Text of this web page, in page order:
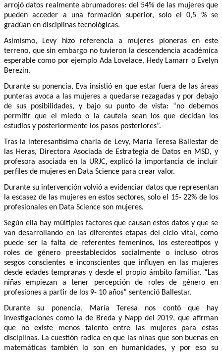
arrojó datos realmente abrumadores: del 54% de las mujeres que
pueden acceder a una formación superior, solo el 0,5 % se
gradúan en disciplinas tecnológicas.
Asimismo, Levy hizo referencia a mujeres pioneras en este
terreno, que sin embargo no tuvieron la descendencia académica
esperable como por ejemplo Ada Lovelace, Hedy Lamarr o Evelyn
Berezin.
Durante su ponencia, Eva insistió en que estar fuera de las áreas
punteras avoca a las mujeres a quedarse rezagadas y por debajo
de sus posibilidades, y bajo su punto de vista: “no debemos
permitir que el miedo o la cautela sean los que decidan los
estudios y posteriormente los pasos posteriores”.
Tras la interesantísima charla de Levy, María Teresa Ballestar de
las Heras, Directora Asociada de Estrategia de Datos en MSD, y
profesora asociada en la URJC, explicó la importancia de incluir
perfiles de mujeres en Data Science para crear valor.
Durante su intervención volvió a evidenciar datos que representan
la escasez de las mujeres en estos sectores, solo el 15- 22% de los
profesionales en Data Science son mujeres.
Según ella hay múltiples factores que causan estos datos y que se
van desarrollando en las diferentes etapas del ciclo vital, como
puede ser la falta de referentes femeninos, los estereotipos y
roles de género preestablecidos socialmente o incluso otros
sesgos conscientes e inconscientes que influyen en las mujeres
desde edades tempranas y desde el propio ámbito familiar. “Las
niñas empiezan a tener percepción de roles de género en
profesiones a partir de los 9- 10 años” sentenció Ballestar.
Durante su ponencia, María Teresa nos contó que hay
investigaciones como la de Breda y Napp del 2019, que afirman
que no existe menos talento entre las mujeres para estas
disciplinas. La cuestión radica en que las niñas que son buenas en
matemáticas también lo son en humanidades, y por eso su